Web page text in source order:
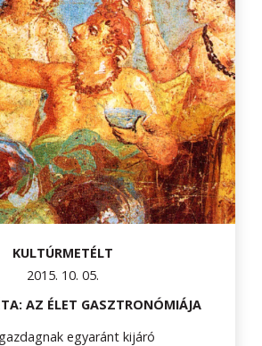
KULTÚRMETÉLT
2015. 10. 05.
AZ ÉLET GASZTRONÓMIÁJA
egyaránt kijáró